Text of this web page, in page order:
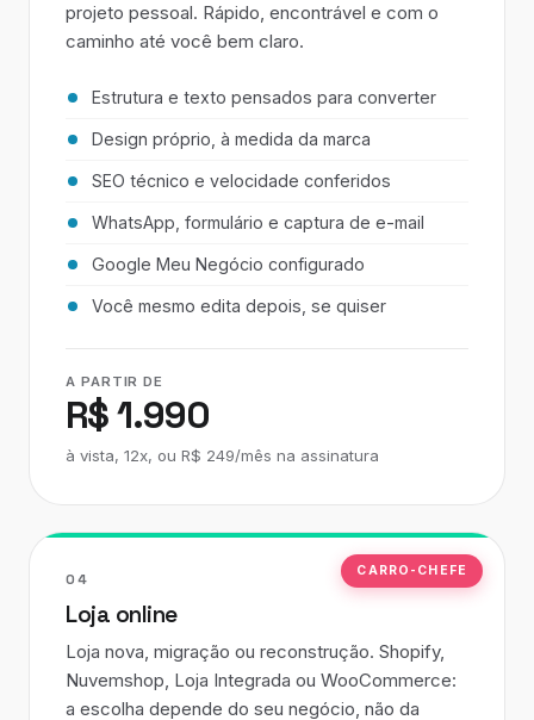
projeto pessoal. Rápido, encontrável e com o
caminho até você bem claro.
Estrutura e texto pensados para converter
Design próprio, à medida da marca
SEO técnico e velocidade conferidos
WhatsApp, formulário e captura de e-mail
Google Meu Negócio configurado
Você mesmo edita depois, se quiser
A PARTIR DE
R$ 1.990
à vista, 12x, ou R$ 249/mês na assinatura
CARRO-CHEFE
04
Loja online
Loja nova, migração ou reconstrução. Shopify,
Nuvemshop, Loja Integrada ou WooCommerce:
a escolha depende do seu negócio, não da